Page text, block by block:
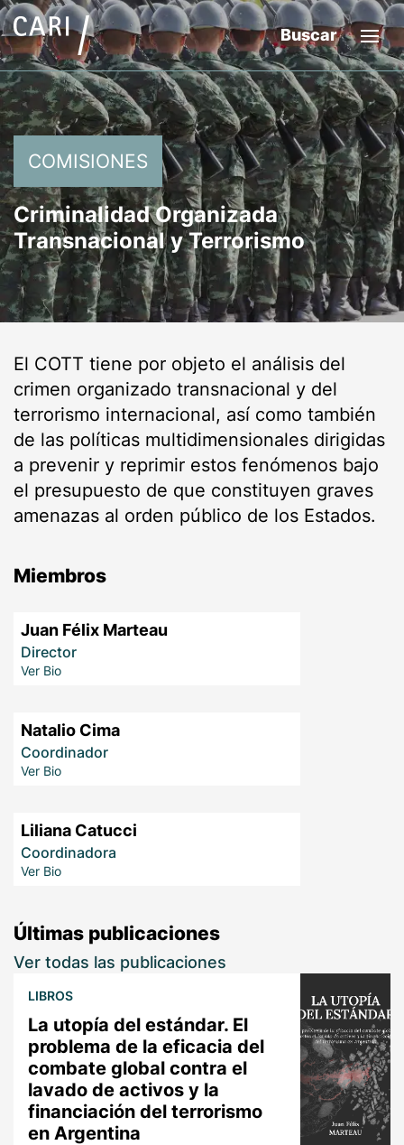
Buscar
COMISIONES
Criminalidad Organizada
Transnacional y Terrorismo
El COTT tiene por objeto el análisis del
crimen organizado transnacional y del
terrorismo internacional, así como también
de las políticas multidimensionales dirigidas
a prevenir y reprimir estos fenómenos bajo
el presupuesto de que constituyen graves
amenazas al orden público de los Estados.
Miembros
Juan Félix Marteau
Director
Ver Bio
Natalio Cima
Coordinador
Ver Bio
Liliana Catucci
Coordinadora
Ver Bio
Últimas publicaciones
Ver todas las publicaciones
LIBROS
La utopía del estándar. El
problema de la eficacia del
combate global contra el
lavado de activos y la
financiación del terrorismo
en Argentina